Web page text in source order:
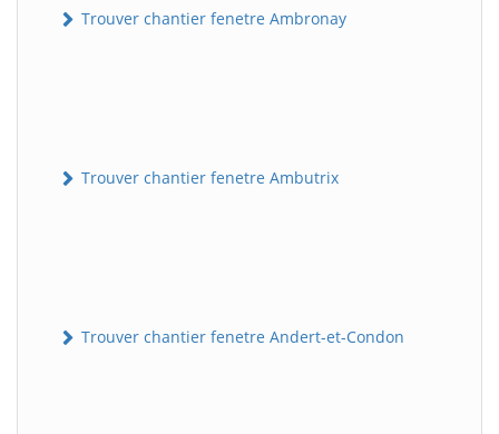
Trouver chantier fenetre Ambronay
Trouver chantier fenetre Ambutrix
Trouver chantier fenetre Andert-et-Condon